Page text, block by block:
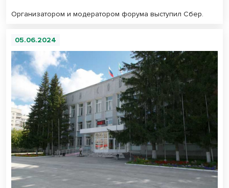
Организатором и модератором форума выступил Сбер.
05.06.2024